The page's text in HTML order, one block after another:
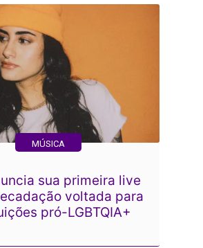
MÚSICA
sua primeira live
voltada para
pró-LGBTQIA+